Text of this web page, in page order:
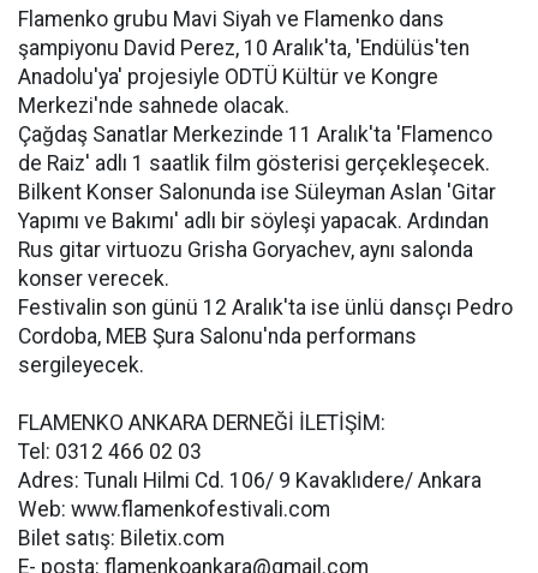
Flamenko grubu Mavi Siyah ve Flamenko dans
şampiyonu David Perez, 10 Aralık'ta, 'Endülüs'ten
Anadolu'ya' projesiyle ODTÜ Kültür ve Kongre
Merkezi'nde sahnede olacak.
Çağdaş Sanatlar Merkezinde 11 Aralık'ta 'Flamenco
de Raiz' adlı 1 saatlik film gösterisi gerçekleşecek.
Bilkent Konser Salonunda ise Süleyman Aslan 'Gitar
Yapımı ve Bakımı' adlı bir söyleşi yapacak. Ardından
Rus gitar virtuozu Grisha Goryachev, aynı salonda
konser verecek.
Festivalin son günü 12 Aralık'ta ise ünlü dansçı Pedro
Cordoba, MEB Şura Salonu'nda performans
sergileyecek.
FLAMENKO ANKARA DERNEĞİ İLETİŞİM:
Tel: 0312 466 02 03
Adres: Tunalı Hilmi Cd. 106/ 9 Kavaklıdere/ Ankara
Web: www.flamenkofestivali.com
Bilet satış: Biletix.com
E- posta: flamenkoankara@gmail.com